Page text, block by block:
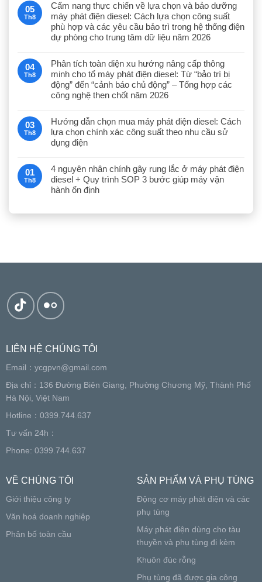
05
Th8
Cẩm nang thực chiến về lựa chọn và bảo dưỡng
máy phát điện diesel: Cách lựa chọn công suất
phù hợp và các yêu cầu bảo trì trong hệ thống điện
dự phòng cho trung tâm dữ liệu năm 2026
04
Th8
Phân tích toàn diện xu hướng nâng cấp thông
minh cho tổ máy phát điện diesel: Từ “bảo trì bị
động” đến “cảnh báo chủ động” – Tổng hợp các
công nghệ then chốt năm 2026
03
Th8
Hướng dẫn chọn mua máy phát điện diesel: Cách
lựa chọn chính xác công suất theo nhu cầu sử
dụng điện
01
Th8
4 nguyên nhân chính gây rung lắc ở máy phát điện
diesel + Quy trình SOP 3 bước giúp máy vận
hành ổn định
LIÊN HỆ CHÚNG TÔI
Email： ycgpvn@gmail.com
Địa chỉ：136 Đường Biên Giang, Phường Chương Mỹ, Thành Phố
Hà Nội, Việt Nam
Hotline：0399.744.637
Tư vấn 24h：
Phone: 0399.744.637
VỀ CHÚNG TÔI
Giới thiệu công ty
Văn hoá doanh nghiệp
Phân bố toàn cầu
SẢN PHẨM VÀ PHỤ TÙNG
Động cơ máy phát điện và các
phụ tùng
Máy phát điện dùng cho tàu
thuyền và phụ tùng đi kèm
Khuôn đúc rỗng
Phụ tùng đã được gia công